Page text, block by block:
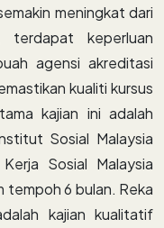
meningkat dari
keperluan
agensi akreditasi
kualiti kursus
kajian ini adalah
Sosial Malaysia
Sosial Malaysia
tempoh 6 bulan. Reka
kajian kualitatif